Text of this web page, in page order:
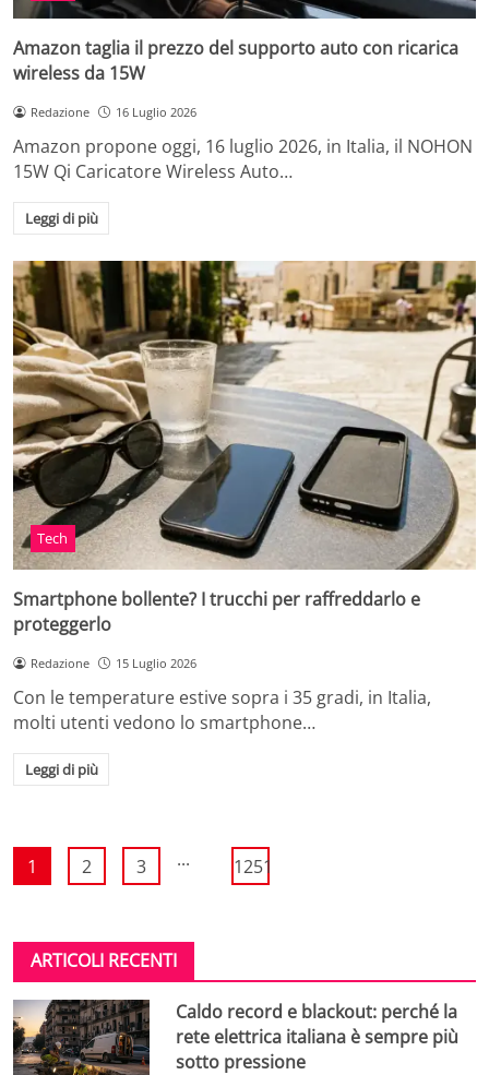
Amazon taglia il prezzo del supporto auto con ricarica
wireless da 15W
Redazione 16 Luglio 2026
Amazon propone oggi, 16 luglio 2026, in Italia, il NOHON
15W Qi Caricatore Wireless Auto…
Leggi di più
Tech
Smartphone bollente? I trucchi per raffreddarlo e
proteggerlo
Redazione 15 Luglio 2026
Con le temperature estive sopra i 35 gradi, in Italia,
molti utenti vedono lo smartphone…
Leggi di più
1 2 3 ... 1251
ARTICOLI RECENTI
Caldo record e blackout: perché la
rete elettrica italiana è sempre più
sotto pressione